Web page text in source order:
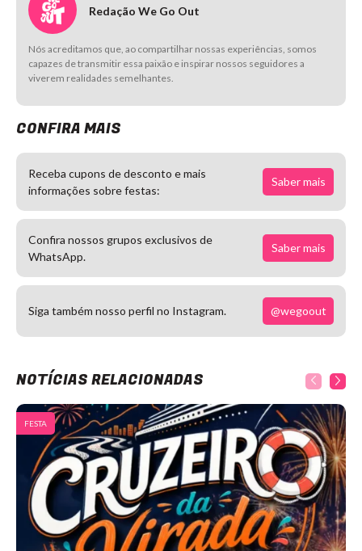
Redação We Go Out
Nós acreditamos que, ao compartilhar nossas experiências, somos
capazes de transmitir essa paixão e inspirar nossos seguidores a
viverem realidades semelhantes.
CONFIRA MAIS
Receba cupons de desconto e mais
informações sobre festas:
Saber mais
Confira nossos grupos exclusivos de
WhatsApp.
Saber mais
Siga também nosso perfil no Instagram. @wegoout
NOTÍCIAS RELACIONADAS
FESTA